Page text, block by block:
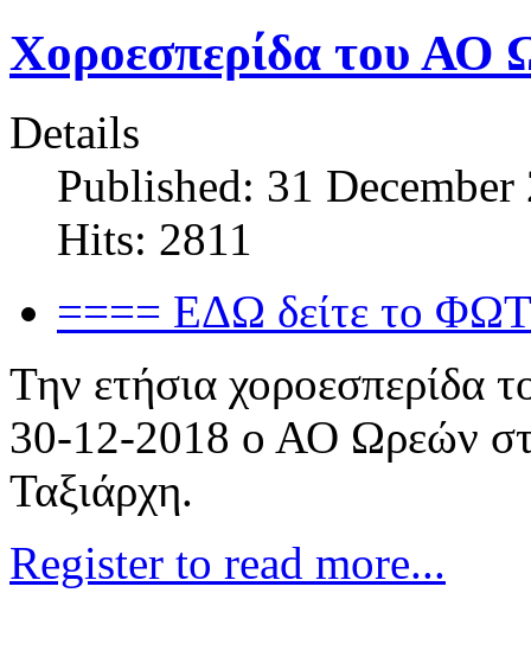
Χοροεσπερίδα του ΑΟ
Details
Published: 31 December
Hits: 2811
==== ΕΔΩ δείτε το
Την ετήσια χοροεσπερίδα
30-12-2018 ο ΑΟ Ωρεών
Ταξιάρχη.
Register to read more...